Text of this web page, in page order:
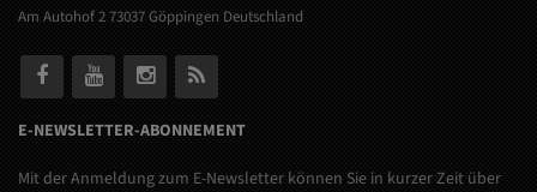
Am Autohof 2 73037 Göppingen Deutschland
E-NEWSLETTER-ABONNEMENT
Mit der Anmeldung zum E-Newsletter können Sie in kurzer Zeit über